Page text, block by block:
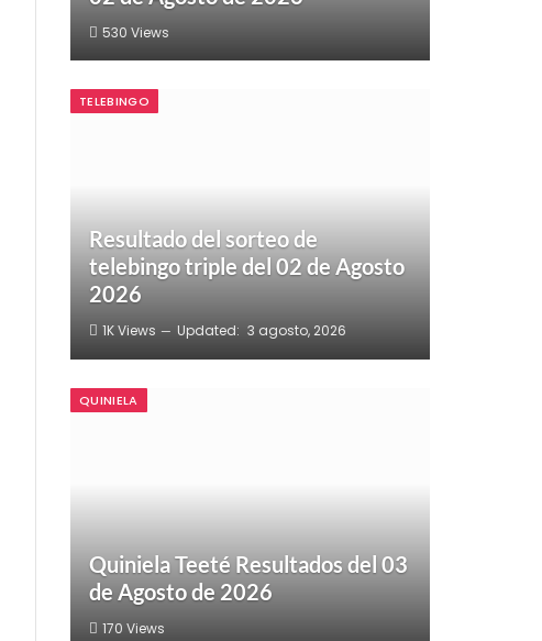
530 Views
TELEBINGO
Resultado del sorteo de
telebingo triple del 02 de Agosto
2026
1KViews Updated: 3 agosto, 2026
QUINIELA
Quiniela Teeté Resultados del 03
de Agosto de 2026
170 Views